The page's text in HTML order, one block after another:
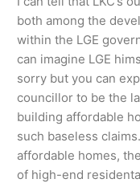
both among the
within the LGE
can imagine LGE
sorry but you can
councillor to be the
building affordable
such baseless
affordable homes,
of high-end